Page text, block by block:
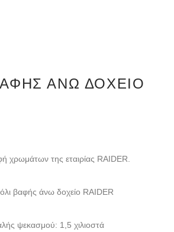
ΆΝΩ ΔΟΧΕΊΟ
χρωμάτων της εταιρίας RAIDER.
βαφής άνω δοχείο RAIDER
ψεκασμού: 1,5 χιλιοστά